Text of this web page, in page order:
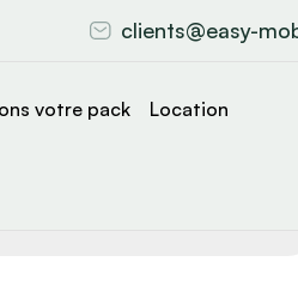
clients@easy-
votre pack Location